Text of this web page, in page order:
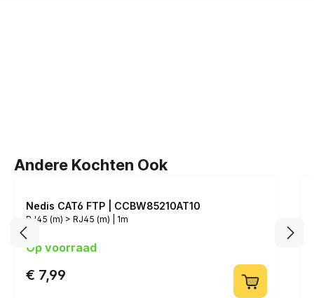
Andere Kochten Ook
Nedis CAT6 FTP | CCBW85210AT10
RJ45 (m) > RJ45 (m) | 1m
Op voorraad
€ 7,99